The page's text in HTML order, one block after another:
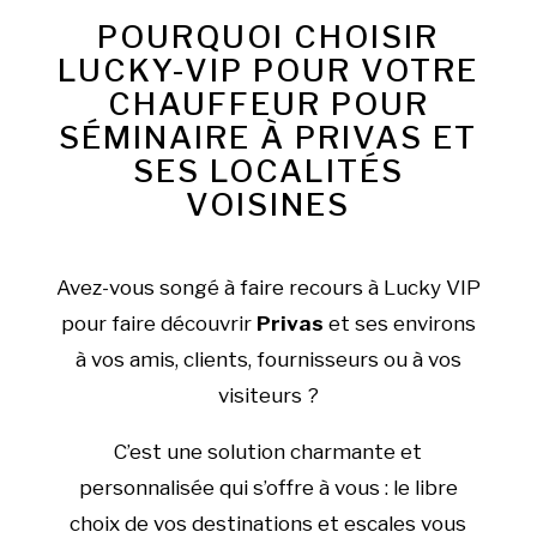
POURQUOI CHOISIR
LUCKY-VIP POUR VOTRE
CHAUFFEUR POUR
SÉMINAIRE À PRIVAS ET
SES LOCALITÉS
VOISINES
Avez-vous songé à faire recours à Lucky VIP
pour faire découvrir Privas et ses environs
à vos amis, clients, fournisseurs ou à vos
visiteurs ?
C’est une solution charmante et
personnalisée qui s’offre à vous : le libre
choix de vos destinations et escales vous